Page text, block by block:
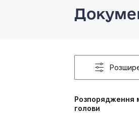
Розпорядження
голови